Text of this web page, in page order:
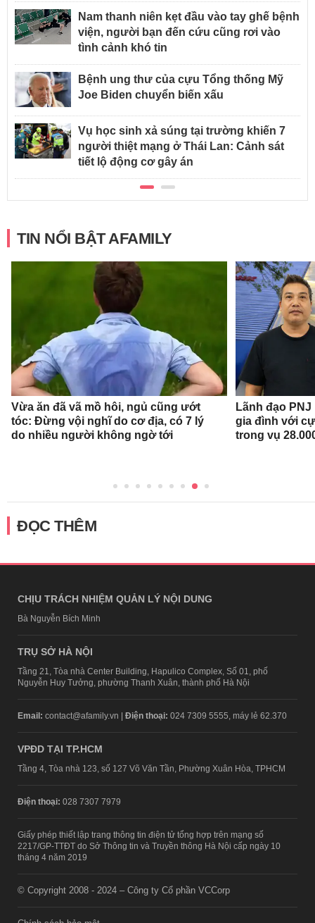
Nam thanh niên kẹt đầu vào tay ghế bệnh
viện, người bạn đến cứu cũng rơi vào
tình cảnh khó tin
Bệnh ung thư của cựu Tổng thống Mỹ
Joe Biden chuyển biến xấu
Vụ học sinh xả súng tại trường khiến 7
người thiệt mạng ở Thái Lan: Cảnh sát
tiết lộ động cơ gây án
TIN NỔI BẬT AFAMILY
Vừa ăn đã vã mồ hôi, ngủ cũng ướt
tóc: Đừng vội nghĩ do cơ địa, có 7 lý
do nhiều người không ngờ tới
Lãnh đạo
gia đình với
trong vụ
ĐỌC THÊM
CHỊU TRÁCH NHIỆM QUẢN LÝ NỘI DUNG
Bà Nguyễn Bích Minh
TRỤ SỞ HÀ NỘI
Tầng 21, Tòa nhà Center Building, Hapulico Complex, Số 01, phố
Nguyễn Huy Tưởng, phường Thanh Xuân, thành phố Hà Nội
Email: contact@afamily.vn | Điện thoại: 024 7309 5555, máy lẻ 62.370
VPĐD TẠI TP.HCM
Tầng 4, Tòa nhà 123, số 127 Võ Văn Tần, Phường Xuân Hòa, TPHCM
Điện thoại: 028 7307 7979
Giấy phép thiết lập trang thông tin điện tử tổng hợp trên mạng số
2217/GP-TTĐT do Sở Thông tin và Truyền thông Hà Nội cấp ngày 10
tháng 4 năm 2019
© Copyright 2008 - 2024 – Công ty Cổ phần VCCorp